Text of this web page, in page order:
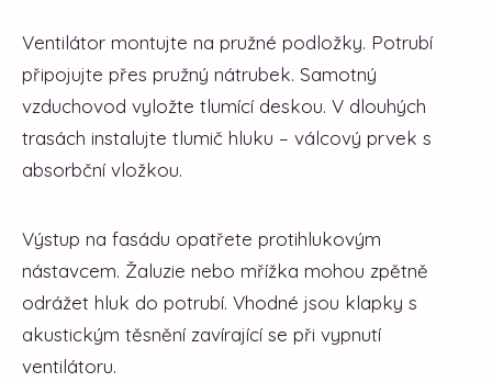
Ventilátor montujte na pružné podložky. Potrubí
připojujte přes pružný nátrubek. Samotný
vzduchovod vyložte tlumící deskou. V dlouhých
trasách instalujte tlumič hluku – válcový prvek s
absorbční vložkou.
Výstup na fasádu opatřete protihlukovým
nástavcem. Žaluzie nebo mřížka mohou zpětně
odrážet hluk do potrubí. Vhodné jsou klapky s
akustickým těsnění zavírající se při vypnutí
ventilátoru.